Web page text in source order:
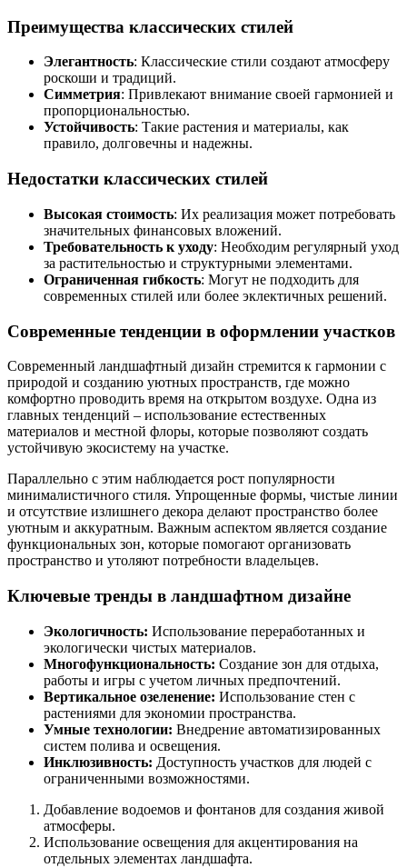
Преимущества классических стилей
Элегантность: Классические стили создают атмосферу
роскоши и традиций.
Симметрия: Привлекают внимание своей гармонией и
пропорциональностью.
Устойчивость: Такие растения и материалы, как
правило, долговечны и надежны.
Недостатки классических стилей
Высокая стоимость: Их реализация может потребовать
значительных финансовых вложений.
Требовательность к уходу: Необходим регулярный уход
за растительностью и структурными элементами.
Ограниченная гибкость: Могут не подходить для
современных стилей или более эклектичных решений.
Современные тенденции в оформлении участков
Современный ландшафтный дизайн стремится к гармонии с
природой и созданию уютных пространств, где можно
комфортно проводить время на открытом воздухе. Одна из
главных тенденций – использование естественных
материалов и местной флоры, которые позволяют создать
устойчивую экосистему на участке.
Параллельно с этим наблюдается рост популярности
минималистичного стиля. Упрощенные формы, чистые линии
и отсутствие излишнего декора делают пространство более
уютным и аккуратным. Важным аспектом является создание
функциональных зон, которые помогают организовать
пространство и утоляют потребности владельцев.
Ключевые тренды в ландшафтном дизайне
Экологичность: Использование переработанных и
экологически чистых материалов.
Многофункциональность: Создание зон для отдыха,
работы и игры с учетом личных предпочтений.
Вертикальное озеленение: Использование стен с
растениями для экономии пространства.
Умные технологии: Внедрение автоматизированных
систем полива и освещения.
Инклюзивность: Доступность участков для людей с
ограниченными возможностями.
Добавление водоемов и фонтанов для создания живой
атмосферы.
Использование освещения для акцентирования на
отдельных элементах ландшафта.